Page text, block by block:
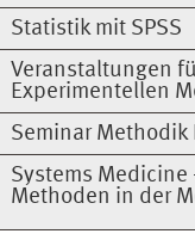
Statistik mit SPSS
Veranstaltungen
Experimentellen
Seminar
Systems
Methoden in der